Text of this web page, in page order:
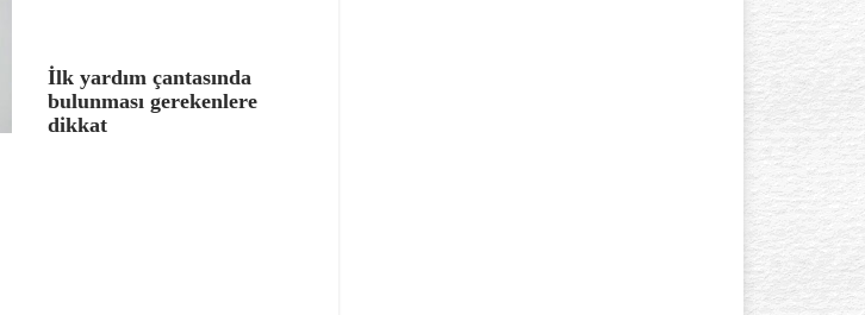
İlk yardım çantasında
bulunması gerekenlere
dikkat